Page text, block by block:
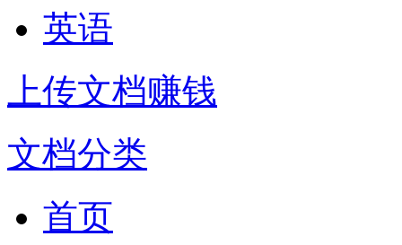
英语
上传文档赚钱
文档分类
首页